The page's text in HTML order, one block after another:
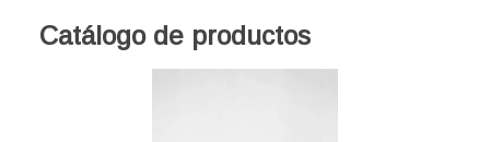
Catálogo de productos